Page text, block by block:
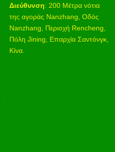
Διεύθυνση: 200 Μέτρα νότια
της αγοράς Nanzhang, Οδός
Nanzhang, Περιοχή Rencheng,
Πόλη Jining, Επαρχία Σαντόνγκ,
Κίνα.